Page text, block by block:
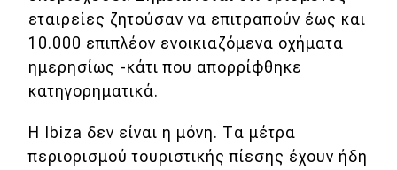
eDRIVE
DRIVE USED
εταιρείες ζητούσαν να επιτραπούν έως και
10.000 επιπλέον ενοικιαζόμενα οχήματα
ημερησίως -κάτι που απορρίφθηκε
κατηγορηματικά.
Η Ibiza δεν είναι η μόνη. Τα μέτρα
περιορισμού τουριστικής πίεσης έχουν ήδη